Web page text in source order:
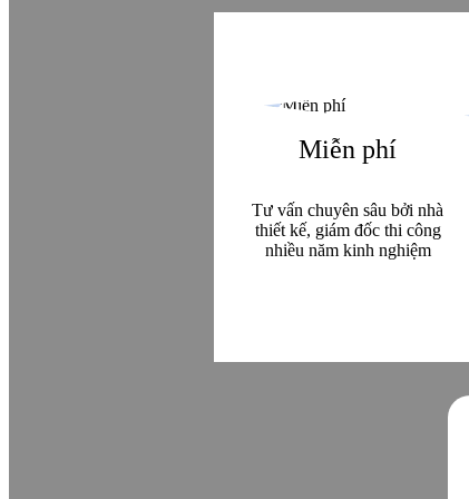
Miễn phí
Tư vấn chuyên sâu bởi nhà
thiết kế, giám đốc thi công
nhiều năm kinh nghiệm